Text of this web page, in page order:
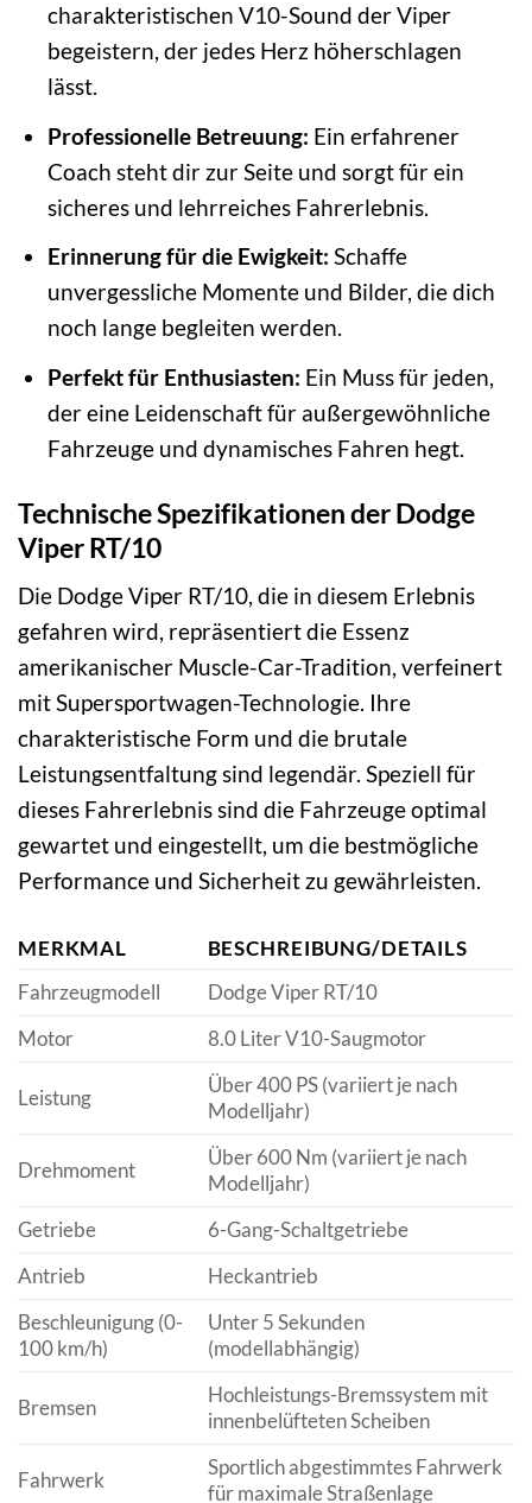
charakteristischen V10-Sound der Viper
begeistern, der jedes Herz höherschlagen
lässt.
Professionelle Betreuung: Ein erfahrener
Coach steht dir zur Seite und sorgt für ein
sicheres und lehrreiches Fahrerlebnis.
Erinnerung für die Ewigkeit: Schaffe
unvergessliche Momente und Bilder, die dich
noch lange begleiten werden.
Perfekt für Enthusiasten: Ein Muss für jeden,
der eine Leidenschaft für außergewöhnliche
Fahrzeuge und dynamisches Fahren hegt.
Technische Spezifikationen der Dodge
Viper RT/10
Die Dodge Viper RT/10, die in diesem Erlebnis
gefahren wird, repräsentiert die Essenz
amerikanischer Muscle-Car-Tradition, verfeinert
mit Supersportwagen-Technologie. Ihre
charakteristische Form und die brutale
Leistungsentfaltung sind legendär. Speziell für
dieses Fahrerlebnis sind die Fahrzeuge optimal
gewartet und eingestellt, um die bestmögliche
Performance und Sicherheit zu gewährleisten.
MERKMAL
BESCHREIBUNG/DETAILS
Fahrzeugmodell
Dodge Viper RT/10
Motor
8.0 Liter V10-Saugmotor
Leistung
Über 400 PS (variiert je nach
Modelljahr)
Drehmoment
Über 600 Nm (variiert je nach
Modelljahr)
Getriebe
6-Gang-Schaltgetriebe
Antrieb
Heckantrieb
Beschleunigung (0-
100 km/h)
Unter 5 Sekunden
(modellabhängig)
Bremsen
Hochleistungs-Bremssystem mit
innenbelüfteten Scheiben
Fahrwerk
Sportlich abgestimmtes Fahrwerk
für maximale Straßenlage